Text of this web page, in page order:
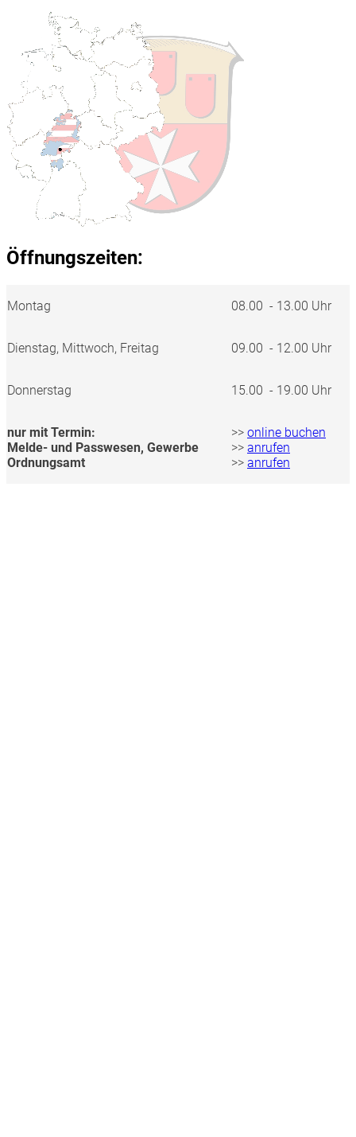
Öffnungszeiten:
Montag 08.00 - 13.00 Uhr
Dienstag, Mittwoch, Freitag 09.00 - 12.00 Uhr
Donnerstag 15.00 - 19.00 Uhr
nur mit Termin:
Melde- und Passwesen, Gewerbe
Ordnungsamt
>> online buchen
>> anrufen
>> anrufen